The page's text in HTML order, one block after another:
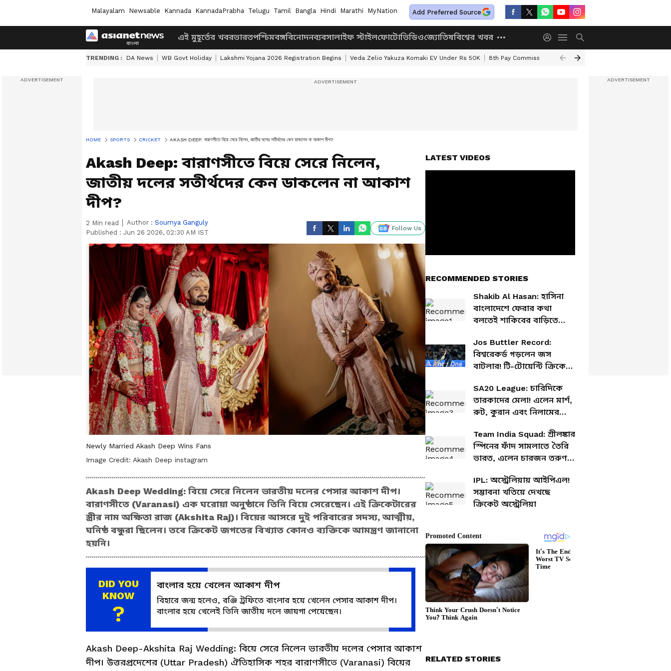
Malayalam Newsable Kannada KannadaPrabha Telugu Tamil Bangla Hindi Marathi MyNation Add Preferred Source
এই মুহূর্তের খবরভারতপশ্চিমবঙ্গবিনোদনব্যবসালাইফ স্টাইলফোটোভিডিওজ্যোতিষবিশ্বের খবর
TRENDING : DA News WB Govt Holiday Lakshmi Yojana 2026 Registration Begins Veda Zelio Yakuza Komaki EV Under Rs 50K 8th Pay Commission Chhatravriti Yojana
HOME SPORTS CRICKET AKASH DEEP: বারাণসীতে বিয়ে সেরে নিলেন, জাতীয় দলের সতীর্থদের কেন ডাকলেন না আকাশ দীপ?
Akash Deep: বারাণসীতে বিয়ে সেরে নিলেন,
জাতীয় দলের সতীর্থদের কেন ডাকলেন না আকাশ
দীপ?
2 Min read Author : Soumya Ganguly
Published : Jun 26 2026, 02:30 AM IST
Follow Us
Newly Married Akash Deep Wins Fans
Image Credit: Akash Deep instagram
Akash Deep Wedding: বিয়ে সেরে নিলেন ভারতীয় দলের পেসার আকাশ দীপ।
বারাণসীতে (Varanasi) এক ঘরোয়া অনুষ্ঠানে তিনি বিয়ে সেরেছেন। এই ক্রিকেটারের
স্ত্রীর নাম অক্ষিতা রাজ (Akshita Raj)। বিয়ের আসরে দুই পরিবারের সদস্য, আত্মীয়,
ঘনিষ্ঠ বন্ধুরা ছিলেন। তবে ক্রিকেট জগতের বিখ্যাত কোনও ব্যক্তিকে আমন্ত্রণ জানানো
হয়নি।
DID YOU
KNOW
?
বাংলার হয়ে খেলেন আকাশ দীপ
বিহারে জন্ম হলেও, রঞ্জি ট্রফিতে বাংলার হয়ে খেলেন পেসার আকাশ দীপ।
বাংলার হয়ে খেলেই তিনি জাতীয় দলে জায়গা পেয়েছেন।
Akash Deep-Akshita Raj Wedding: বিয়ে সেরে নিলেন ভারতীয় দলের পেসার আকাশ
দীপ। উত্তরপ্রদেশের (Uttar Pradesh) ঐতিহাসিক শহর বারাণসীতে (Varanasi) বিয়ের
LATEST VIDEOS
RECOMMENDED STORIES
Shakib Al Hasan: হাসিনা
বাংলাদেশে ফেরার কথা
বলতেই শাকিবের বাড়িতে
লাগানো হল আগুন
Jos Buttler Record:
বিশ্বরেকর্ড গড়লেন জস
বাটলার! টি-টোয়েন্টি ক্রিকেটে
SA20 League: চারিদিকে
তারকাদের মেলা! এলেন মার্শ,
রুট, কুরান এবং নিলামের
ফ্র্যাঞ্চাইজিগুলি
Team India Squad: শ্রীলঙ্কার
স্পিনের ফাঁদ সামলাতে তৈরি
ভারত, এলেন চারজন তরুণ
IPL: অস্ট্রেলিয়ায় আইপিএল!
সম্ভাবনা খতিয়ে দেখছে
ক্রিকেট অস্ট্রেলিয়া
RELATED STORIES